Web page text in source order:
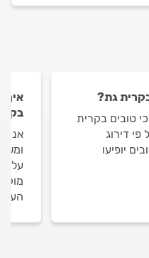
גת?
טובים בקרית
פי דירוג
יופיעו
איך
על